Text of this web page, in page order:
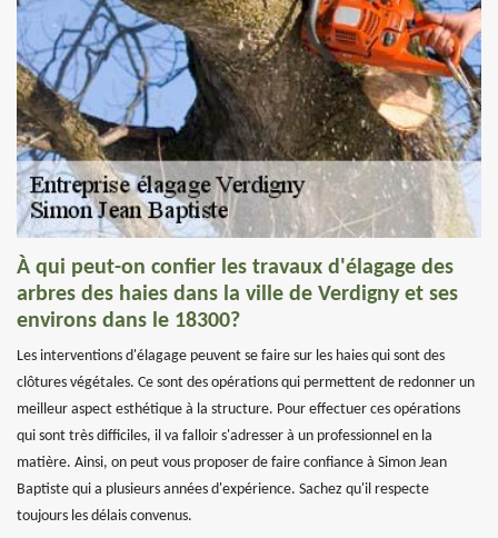
À qui peut-on confier les travaux d'élagage des
arbres des haies dans la ville de Verdigny et ses
environs dans le 18300?
Les interventions d'élagage peuvent se faire sur les haies qui sont des
clôtures végétales. Ce sont des opérations qui permettent de redonner un
meilleur aspect esthétique à la structure. Pour effectuer ces opérations
qui sont très difficiles, il va falloir s'adresser à un professionnel en la
matière. Ainsi, on peut vous proposer de faire confiance à Simon Jean
Baptiste qui a plusieurs années d'expérience. Sachez qu'il respecte
toujours les délais convenus.